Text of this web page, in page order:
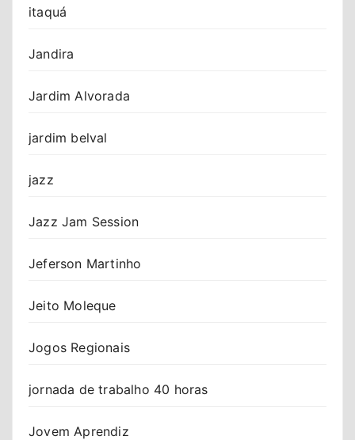
itaquá
Jandira
Jardim Alvorada
jardim belval
jazz
Jazz Jam Session
Jeferson Martinho
Jeito Moleque
Jogos Regionais
jornada de trabalho 40 horas
Jovem Aprendiz